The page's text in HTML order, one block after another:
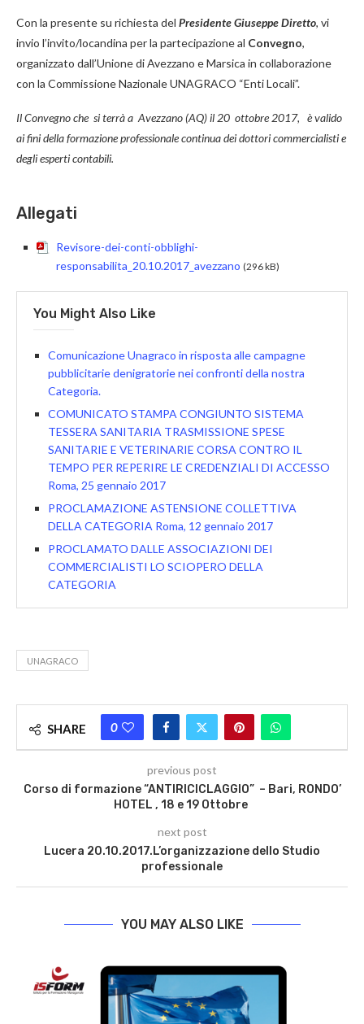
Con la presente su richiesta del Presidente Giuseppe Diretto, vi
invio l’invito/locandina per la partecipazione al Convegno,
organizzato dall’Unione di Avezzano e Marsica in collaborazione
con la Commissione Nazionale UNAGRACO “Enti Locali”.
Il Convegno che si terrà a Avezzano (AQ) il 20 ottobre 2017, è valido
ai fini della formazione professionale continua dei dottori commercialisti e
degli esperti contabili.
Allegati
Revisore-dei-conti-obblighi-
responsabilita_20.10.2017_avezzano (296 kB)
You Might Also Like
Comunicazione Unagraco in risposta alle campagne
pubblicitarie denigratorie nei confronti della nostra
Categoria.
COMUNICATO STAMPA CONGIUNTO SISTEMA
TESSERA SANITARIA TRASMISSIONE SPESE
SANITARIE E VETERINARIE CORSA CONTRO IL
TEMPO PER REPERIRE LE CREDENZIALI DI ACCESSO
Roma, 25 gennaio 2017
PROCLAMAZIONE ASTENSIONE COLLETTIVA
DELLA CATEGORIA Roma, 12 gennaio 2017
PROCLAMATO DALLE ASSOCIAZIONI DEI
COMMERCIALISTI LO SCIOPERO DELLA
CATEGORIA
UNAGRACO
SHARE 0
previous post
Corso di formazione “ANTIRICICLAGGIO” – Bari, RONDO’
HOTEL , 18 e 19 Ottobre
next post
Lucera 20.10.2017.L’organizzazione dello Studio
professionale
YOU MAY ALSO LIKE